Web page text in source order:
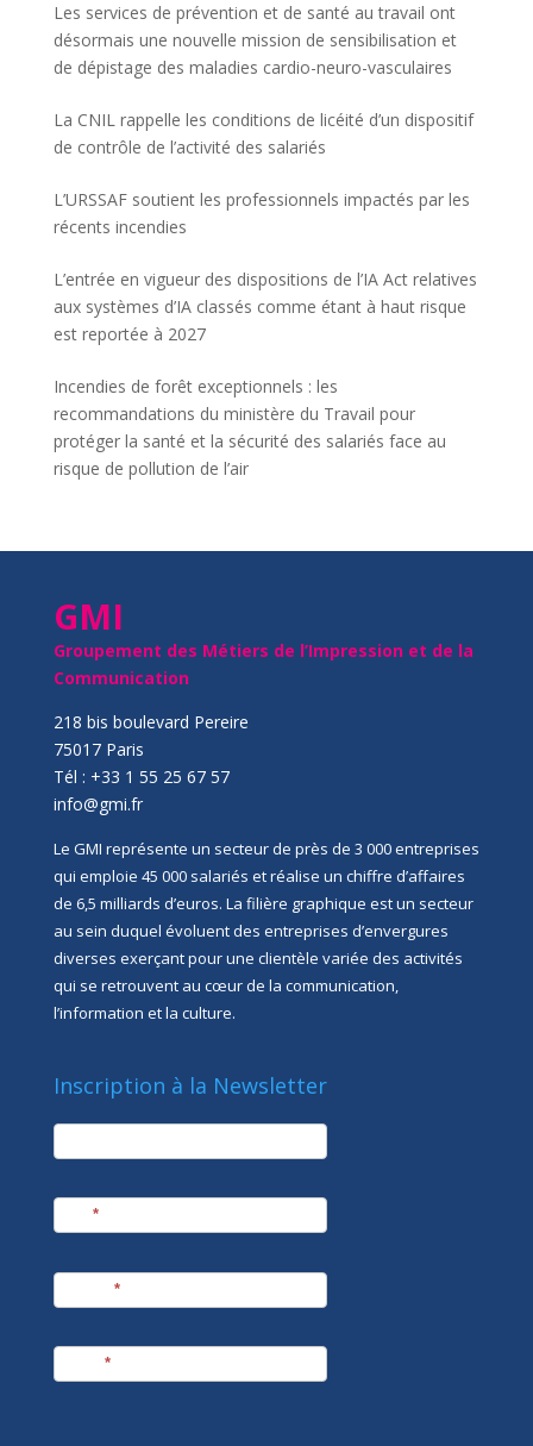
Les services de prévention et de santé au travail ont
désormais une nouvelle mission de sensibilisation et
de dépistage des maladies cardio-neuro-vasculaires
La CNIL rappelle les conditions de licéité d’un dispositif
de contrôle de l’activité des salariés
L’URSSAF soutient les professionnels impactés par les
récents incendies
L’entrée en vigueur des dispositions de l’IA Act relatives
aux systèmes d’IA classés comme étant à haut risque
est reportée à 2027
Incendies de forêt exceptionnels : les
recommandations du ministère du Travail pour
protéger la santé et la sécurité des salariés face au
risque de pollution de l’air
GMI
Groupement des Métiers de l’Impression et de la
Communication
218 bis boulevard Pereire
75017 Paris
Tél : +33 1 55 25 67 57
info@gmi.fr
Le GMI représente un secteur de près de 3 000 entreprises
qui emploie 45 000 salariés et réalise un chiffre d’affaires
de 6,5 milliards d’euros. La filière graphique est un secteur
au sein duquel évoluent des entreprises d’envergures
diverses exerçant pour une clientèle variée des activités
qui se retrouvent au cœur de la communication,
l’information et la culture.
Inscription à la Newsletter
newsletter
*
*
*